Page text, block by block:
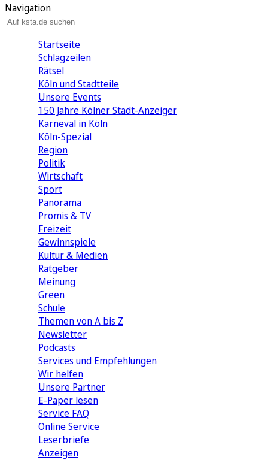
Navigation
Startseite
Schlagzeilen
Rätsel
Köln und Stadtteile
Unsere Events
150 Jahre Kölner Stadt-Anzeiger
Karneval in Köln
Köln-Spezial
Region
Politik
Wirtschaft
Sport
Panorama
Promis & TV
Freizeit
Gewinnspiele
Kultur & Medien
Ratgeber
Meinung
Green
Schule
Themen von A bis Z
Newsletter
Podcasts
Services und Empfehlungen
Wir helfen
Unsere Partner
E-Paper lesen
Service FAQ
Online Service
Leserbriefe
Anzeigen